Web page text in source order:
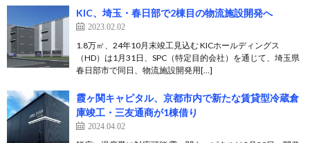
KIC、埼玉・春日部で2棟目の物流施設開発へ
2023.02.02
1.8万㎡、24年10月末竣工見込む KICホールディングス
（HD）は1月31日、SPC（特定目的会社）を通じて、埼玉県
春日部市で同日、物流施設開発用[…]
霞ヶ関キャピタル、京都市内で新たな賃貸型冷蔵倉
庫竣工・三友通商が1棟借り
2024.04.02